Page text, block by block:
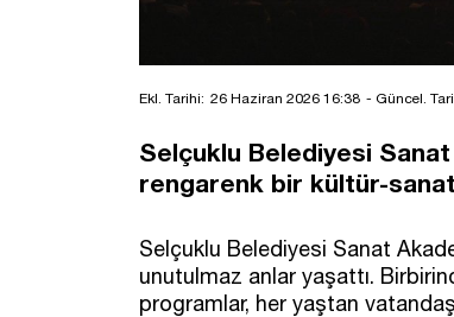
Ekl. Tarihi: 26 Haziran 2026 16:38 - Güncel.
Selçuklu Belediyesi
rengarenk bir kültür-
Selçuklu Belediyesi Sanat
unutulmaz anlar yaşattı.
programlar, her yaştan